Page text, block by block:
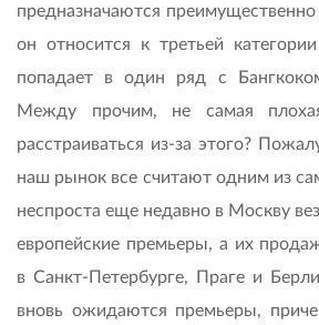
предназначаются
он относится к третьей
попадает в один ряд с
Между прочим, не самая
расстраиваться из-за этого?
наш рынок все считают одним из
неспроста еще недавно в Москву
европейские премьеры, а их
в Санкт-Петербурге, Праге и
вновь ожидаются премьеры,